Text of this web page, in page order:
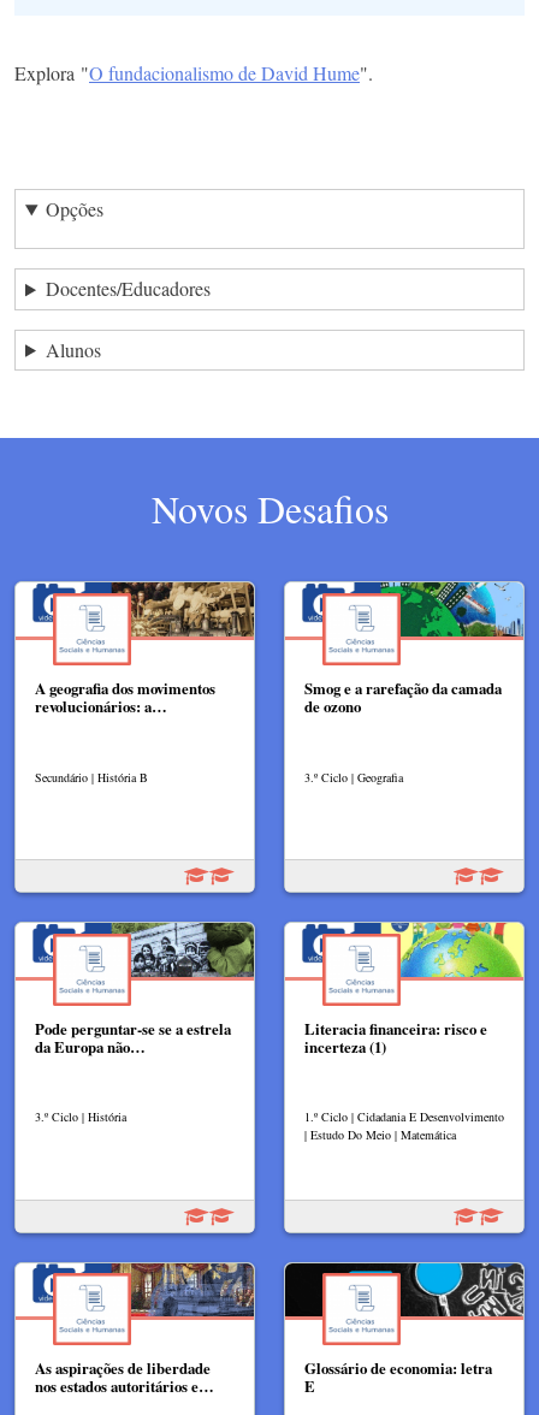
Explora "O fundacionalismo de David Hume".
Opções
Docentes/Educadores
Alunos
Novos Desafios
A geografia dos movimentos
revolucionários: a…
Secundário | História B
Smog e a rarefação da camada
de ozono
3.º Ciclo | Geografia
Pode perguntar-se se a estrela
da Europa não…
3.º Ciclo | História
Literacia financeira: risco e
incerteza (1)
1.º Ciclo | Cidadania E Desenvolvimento
| Estudo Do Meio | Matemática
As aspirações de liberdade
nos estados autoritários e…
Glossário de economia: letra
E